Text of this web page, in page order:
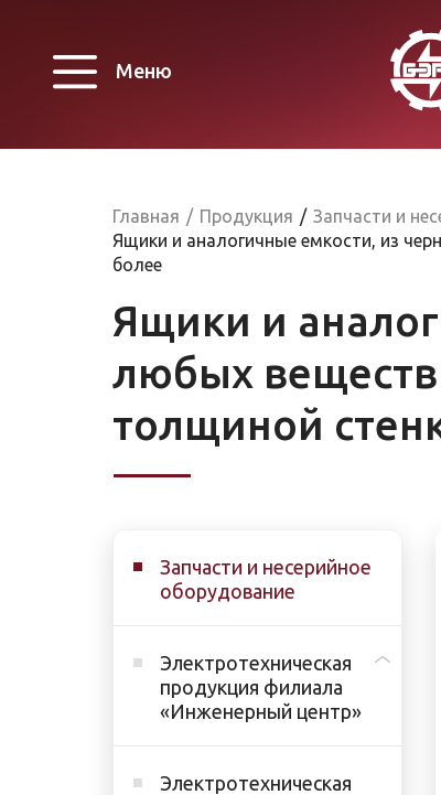
Меню
Главная / Продукция / Запчасти и
Ящики и аналогичные емкости, из
более
Ящики и
любых веществ
толщиной
Запчасти и несерийное
оборудование
Электротехническая
продукция филиала
«Инженерный центр»
Электротехническая